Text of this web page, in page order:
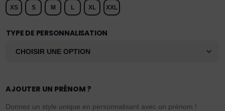
XS S M L XL XXL
TYPE DE PERSONNALISATION
AJOUTER UN PRÉNOM ?
Donnez un style unique en personnalisant avec un prénom !